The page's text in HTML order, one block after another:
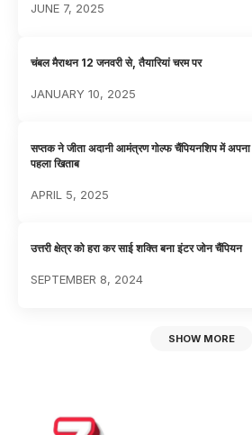
JUNE 7, 2025
चंबल मैराथन 12 जनवरी से, तैयारियां चरम पर
JANUARY 10, 2025
सप्तक ने जीता अदानी आमंत्रण गोल्फ चैंपियनशिप में अपना
पहला खिताब
APRIL 5, 2025
उत्तरी क्षेत्र को हरा कर साई शक्ति बना इंटर जोन चैंपियन
SEPTEMBER 8, 2024
SHOW MORE